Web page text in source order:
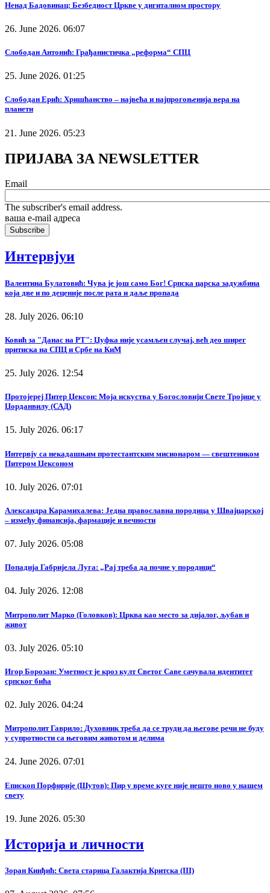
Ненад Бадовинац: Безбедност Цркве у дигиталном простору
26. June 2026. 06:07
Слободан Антонић: Грађанистичка „реформа“ СПЦ
25. June 2026. 01:25
Слободан Ерић: Хришћанство – највећа и најпрогоњенија вера на
планети
21. June 2026. 05:23
ПРИЈАВА ЗА NEWSLETTER
Email
The subscriber's email address.
ваша е-mail адреса
Интервјуи
Валентина Булатовић: Чува је још само Бог! Српска царска задужбина
која две и по деценије после рата и даље пропада
28. July 2026. 06:10
Ковић за "Данас на РТ": Џуфка није усамљен случај, већ део ширег
притиска на СПЦ и Србе на КиМ
25. July 2026. 12:54
Протојереј Питер Џексон: Моја искуства у Богословији Свете Тројице у
Џорданвилу (САД)
15. July 2026. 06:17
Интервју са некадашњим протестантским мисионаром — свештеником
Питером Џексоном
10. July 2026. 07:01
Александра Карамихалева: Једна православна породица у Швајцарској
– између финансија, фармације и вечности
07. July 2026. 05:08
Попадија Габријела Луга: „Рај треба да почне у породици“
04. July 2026. 12:08
Митрополит Марко (Головков): Црква као место за дијалог, љубав и
живот
03. July 2026. 05:10
Игор Борозан: Уметност је кроз култ Светог Саве сачувала идентитет
српског бића
02. July 2026. 04:24
Митрополит Гаврило: Духовник треба да се труди да његове речи не буду
у супротности са његовим животом и делима
24. June 2026. 07:01
Епископ Порфирије (Шутов): Пир у време куге није нешто ново у нашем
свету
19. June 2026. 05:30
Историја и личности
Зоран Кинђић: Света старица Галактија Критска (III)